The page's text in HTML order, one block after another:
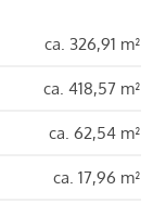
ca. 326,91 m²
ca. 418,57 m²
ca. 62,54 m²
ca. 17,96 m²